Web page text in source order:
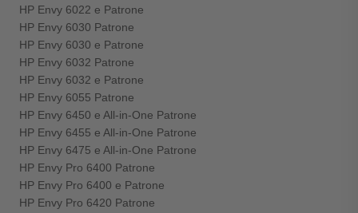
HP Envy 6022 e Patrone
HP Envy 6030 Patrone
HP Envy 6030 e Patrone
HP Envy 6032 Patrone
HP Envy 6032 e Patrone
HP Envy 6055 Patrone
HP Envy 6450 e All-in-One Patrone
HP Envy 6455 e All-in-One Patrone
HP Envy 6475 e All-in-One Patrone
HP Envy Pro 6400 Patrone
HP Envy Pro 6400 e Patrone
HP Envy Pro 6420 Patrone